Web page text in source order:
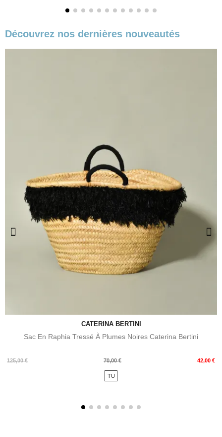
Découvrez nos dernières nouveautés
CATERINA BERTINI
Sac En Raphia Tressé À Plumes Noires Caterina Bertini
125,00 €
Prix
70,00 € 42,00 €
Prix
TU